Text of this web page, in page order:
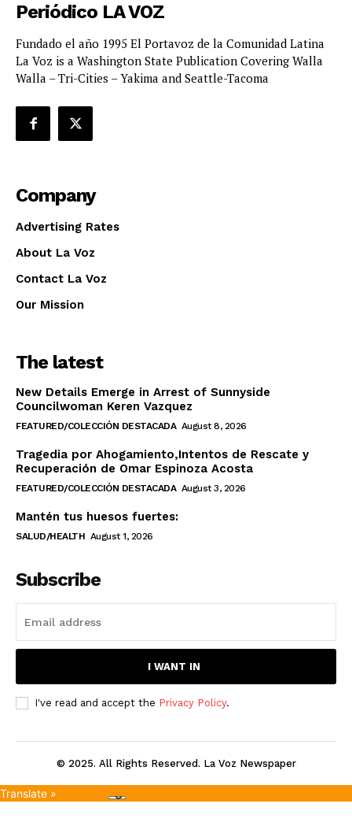
Periódico LA VOZ
Fundado el año 1995 El Portavoz de la Comunidad Latina
La Voz is a Washington State Publication Covering Walla
Walla – Tri-Cities – Yakima and Seattle-Tacoma
Company
Advertising Rates
About La Voz
Contact La Voz
Our Mission
The latest
New Details Emerge in Arrest of Sunnyside
Councilwoman Keren Vazquez
FEATURED/COLECCIÓN DESTACADA August 8, 2026
Tragedia por Ahogamiento,Intentos de Rescate y
Recuperación de Omar Espinoza Acosta
FEATURED/COLECCIÓN DESTACADA August 3, 2026
Mantén tus huesos fuertes:
SALUD/HEALTH August 1, 2026
Subscribe
I WANT IN
I've read and accept the Privacy Policy.
© 2025. All Rights Reserved. La Voz Newspaper
Translate »